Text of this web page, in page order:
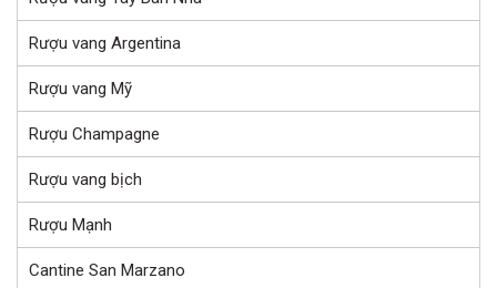
Rượu vang Argentina
Rượu vang Mỹ
Rượu Champagne
Rượu vang bịch
Rượu Mạnh
Cantine San Marzano